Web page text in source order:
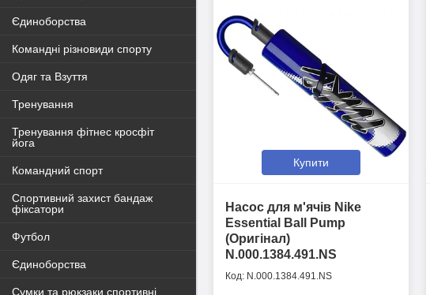
Купити
Насос для м'ячів Nike
Essential Ball Pump
(Оригінал)
N.000.1384.491.NS
N.000.1384.491.NS
Єдиноборства
Командні різновиди спорту
Одяг та Взуття
Тренування
Тренування фітнес кросфіт
йога
Командний спорт
Спортивний захист бандаж
фіксатори
Футбол
Єдиноборства
Сумки та рюкзаки спортивні